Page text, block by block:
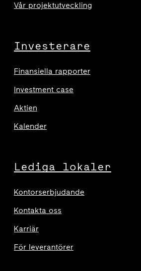
Vår projektutveckling
Investerare
Finansiella rapporter
Investment case
Aktien
Kalender
Lediga lokaler
Kontorserbjudande
Kontakta oss
Karriär
För leverantörer